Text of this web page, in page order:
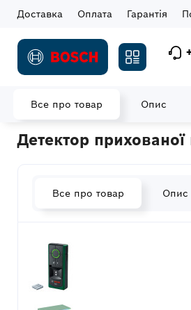
Доставка Оплата Гарантія
Все про товар Опис
Головна Вимірювальна техніка
Детектор
Все про товар Опис